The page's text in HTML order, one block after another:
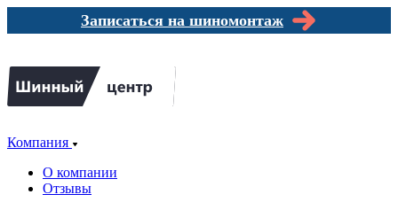
Записаться на шиномонтаж
Компания
О компании
Отзывы